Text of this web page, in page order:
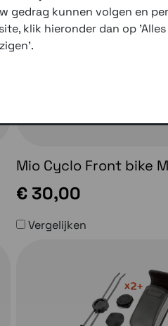
Mio Cyclo Front bike
€ 30,00
Vergelijken
gedrag kunnen volgen en
klik hieronder dan op